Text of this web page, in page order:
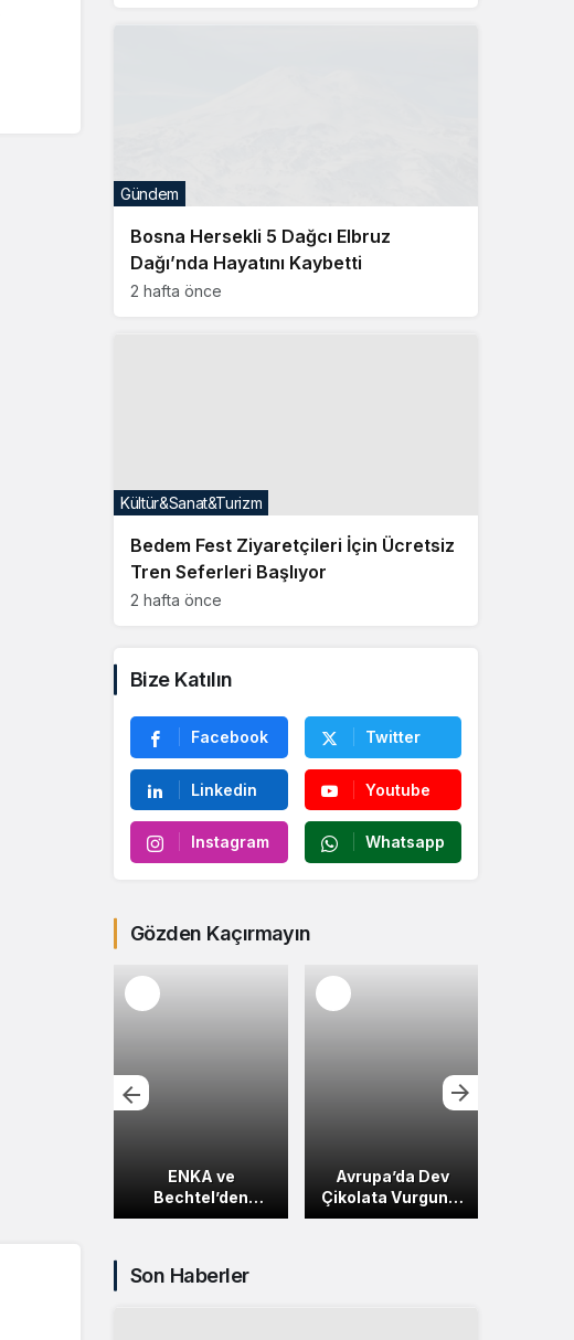
Bosna Hersekli 5 Dağcı Elbruz
Dağı’nda Hayatını Kaybetti
2 hafta önce
Gündem
Bedem Fest Ziyaretçileri İçin Ücretsiz
Tren Seferleri Başlıyor
2 hafta önce
Kültür&Sanat&Turizm
Bize Katılın
Facebook Twitter
Linkedin Youtube
Instagram Whatsapp
Gözden Kaçırmayın
ENKA ve
Bechtel’den
Karadağ’a Modern
Avrupa’da Dev
Çikolata Vurgunu:
12 Ton KitKat Yüklü
Son Haberler